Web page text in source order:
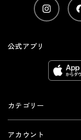
公式アプリ
カテゴリー
アカウント